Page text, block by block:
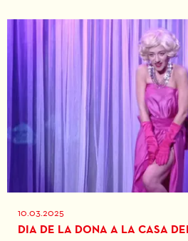
10.03.2025
DIA DE LA DONA A LA CASA